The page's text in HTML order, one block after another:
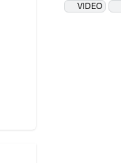
VIDEO